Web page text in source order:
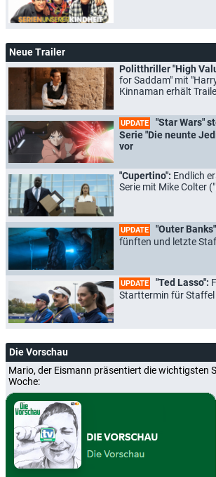
Neue Trailer
Politthriller "High
for Saddam" mit
Kinnaman erhält
UPDATE
"Star Wars"
Serie "Die neunte
vor
"Cupertino": Endlich
Serie mit Mike Colter
UPDATE "Outer
fünften und letzte
UPDATE "Ted Lasso":
Starttermin für Staffel
Die Vorschau
Mario, der Eismann präsentiert die wichtigsten
Woche: